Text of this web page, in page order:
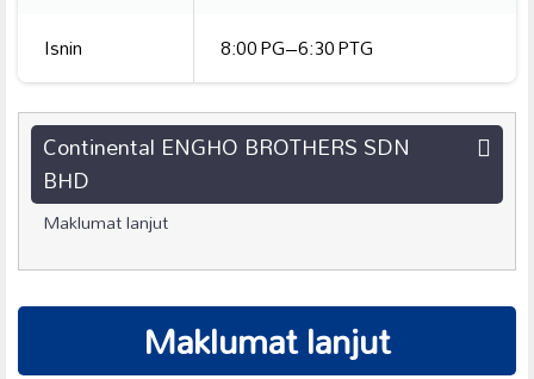
Isnin
8:00 PG–6:30 PTG
Continental ENGHO BROTHERS SDN
BHD
Maklumat lanjut
Maklumat lanjut